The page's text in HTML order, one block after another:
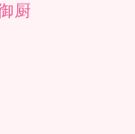
厨